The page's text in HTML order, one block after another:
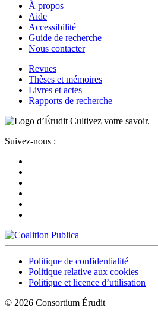
À propos
Aide
Accessibilité
Guide de recherche
Nous contacter
Revues
Thèses et mémoires
Livres et actes
Rapports de recherche
Cultivez votre savoir.
Suivez-nous :
Politique de confidentialité
Politique relative aux cookies
Politique et licence d’utilisation
© 2026 Consortium Érudit